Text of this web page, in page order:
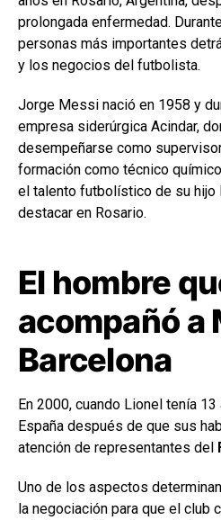
prolongada enfermedad.
personas más importantes
y los negocios del futbolista.
Jorge Messi nació en 1958 y
empresa siderúrgica Acindar,
desempeñarse como
formación como técnico
el talento futbolístico de su hijo
destacar en Rosario.
El hombre
acompañó a
Barcelona
En 2000, cuando Lionel tenía
España después de que sus
atención de representantes del
Uno de los aspectos
la negociación para que el club